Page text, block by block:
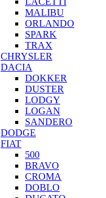
MALIBU
ORLANDO
SPARK
TRAX
CHRYSLER
DACIA
DOKKER
DUSTER
LODGY
LOGAN
SANDERO
DODGE
FIAT
500
BRAVO
CROMA
DOBLO